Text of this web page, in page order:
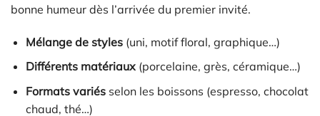
bonne humeur dès l’arrivée du premier invité.
Mélange de styles(uni, motif floral, graphique…)
Différents matériaux(porcelaine, grès, céramique…)
Formats variésselon les boissons (espresso, chocolat
chaud, thé…)